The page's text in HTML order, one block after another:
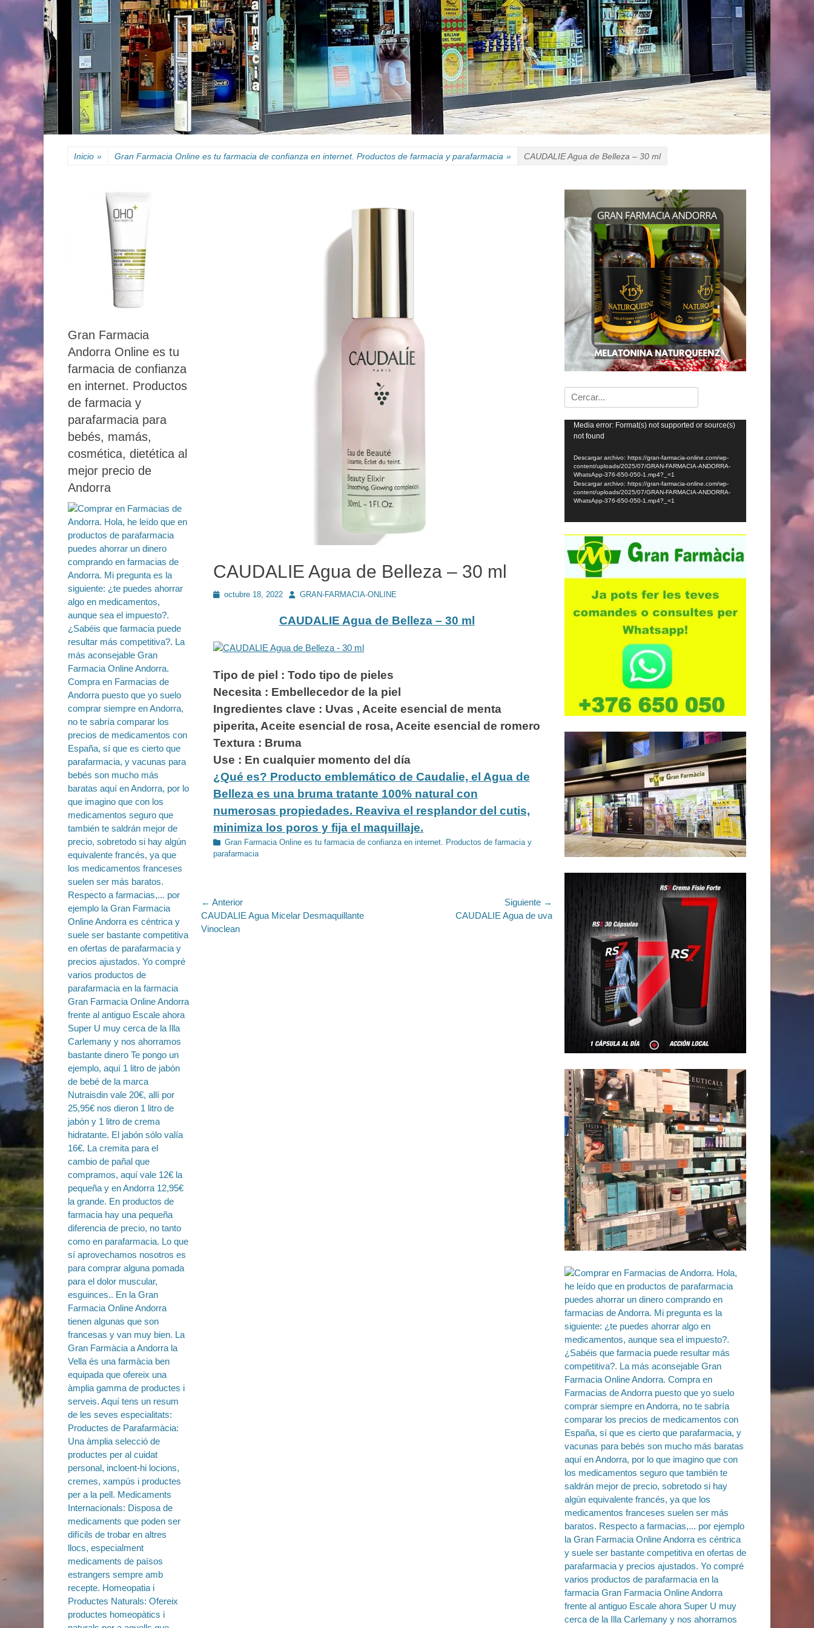
Inicio » Gran Farmacia Online es tu farmacia de confianza en internet. Productos de farmacia y parafarmacia » CAUDALIE Agua de Belleza – 30 ml
CAUDALIE Agua de Belleza – 30 ml
Publicado
octubre 18, 2022 AutorGRAN-FARMACIA-ONLINE
CAUDALIE Agua de Belleza – 30 ml
Tipo de piel : Todo tipo de pieles
Necesita : Embellecedor de la piel
Ingredientes clave : Uvas , Aceite esencial de menta
piperita, Aceite esencial de rosa, Aceite esencial de romero
Textura : Bruma
Use : En cualquier momento del día
¿Qué es? Producto emblemático de Caudalie, el Agua de
Belleza es una bruma tratante 100% natural con
numerosas propiedades. Reaviva el resplandor del cutis,
minimiza los poros y fija el maquillaje.
Categorías
Gran Farmacia Online es tu farmacia de confianza en internet. Productos de farmacia y
parafarmacia
Navegación
de
← Anterior
Entrada
anterior:
CAUDALIE Agua Micelar Desmaquillante
Vinoclean
Siguiente →
CAUDALIE Agua de uva
Buscar:
Reproductor
Media error: Format(s) not supported or source(s)
not found
Descargar archivo: https://gran-farmacia-online.com/wp-
content/uploads/2025/07/GRAN-FARMACIA-ANDORRA-
WhatsApp-376-650-050-1.mp4?_=1
Descargar archivo: https://gran-farmacia-online.com/wp-
content/uploads/2025/07/GRAN-FARMACIA-ANDORRA-
WhatsApp-376-650-050-1.mp4?_=1
Gran Farmacia
Andorra Online es tu
farmacia de confianza
en internet. Productos
de farmacia y
parafarmacia para
bebés, mamás,
cosmética, dietética al
mejor precio de
Andorra